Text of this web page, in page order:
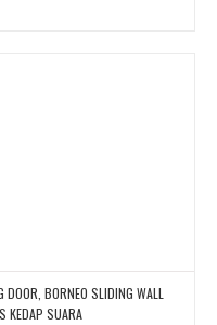
DOOR, BORNEO SLIDING WALL
KEDAP SUARA